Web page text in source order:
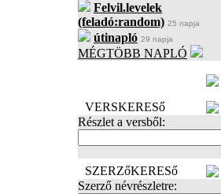
Felvil.levelek
(feladó:random) 25 napja
útinapló 29 napja
MÉGTÖBB NAPLÓ
VERSKERESő
Részlet a versből:
SZERZőKERESő
Szerző névrészletre: